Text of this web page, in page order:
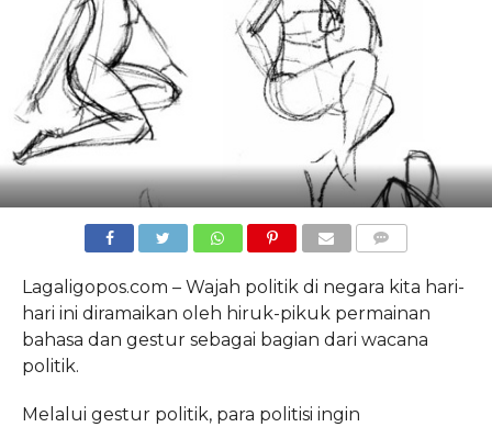
Lagaligopos.com – Wajah politik di negara kita hari-
hari ini diramaikan oleh hiruk-pikuk permainan
bahasa dan gestur sebagai bagian dari wacana
politik.
Melalui gestur politik, para politisi ingin